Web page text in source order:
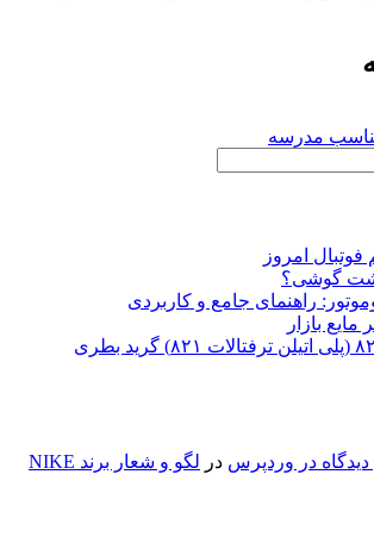
مدرسه
امروز
گوشی؟
راهنمای جامع و کاربردی
مایع بازار
پت وانکایی ۸۲۱ (پلی اتیلن ترفتالات ۸۲۱) گرید بطری
در وردپرس در لگو و شعار برند NIKE